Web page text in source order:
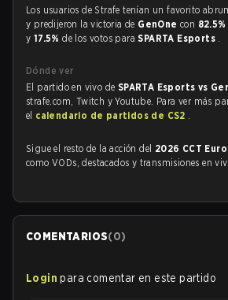
Los usuarios de Strafe tenían un favorito
y predijeron la victoria de GenOnecon
y 17.5%de los votos paraSPARTA Esports .
Dónde ver
El partido en vivo de SPARTA Esports vs
strafe.com, Twitch y Youtube. Para ver más
el calendario de partidos de CS2 .
Sigue el resto de la acción del 2026 CCT
como VODs, destacados y transmisiones en
COMENTARIOS(0)
Login para comentar en este partido